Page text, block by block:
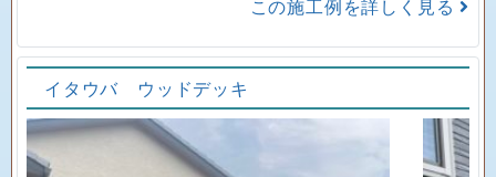
この施工例を詳しく見る
イタウバ ウッドデッキ